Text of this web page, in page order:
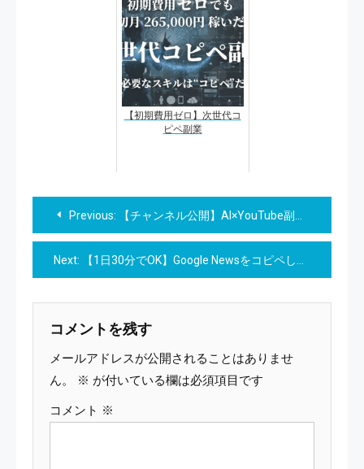
【初期費用ゼロ】次世代コ
ピペ副業
投
稿
ナ
ビ
ゲ
ー
シ
Previous: 【チャンネル公開】AI×YouTube副業｜完全初心者が30日で収益化した全て
Next: 【1日30分でOK】Google Newsをコピペして日給1万円を稼ぐズボラ副業≪完全解説≫
コメントを残す
メールアドレスが公開されることはありませ
ん。
※ が付いている欄は必須項目です
コメント ※